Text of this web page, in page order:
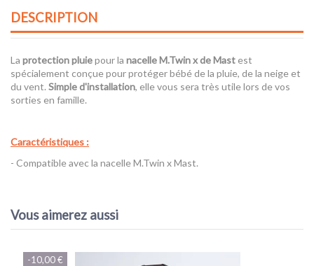
DESCRIPTION
La protection pluiepour la nacelle M.Twin x de Mast est
spécialement conçue pour protéger bébé de la pluie, de la neige et
du vent. Simple d'installation, elle vous sera très utile lors de vos
sorties en famille.
Caractéristiques :
- Compatible avec la nacelle M.Twin x Mast.
Vous aimerez aussi
-10,00 €